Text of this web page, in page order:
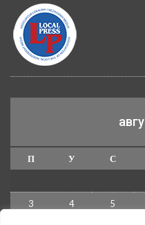
П У С
3 4 5